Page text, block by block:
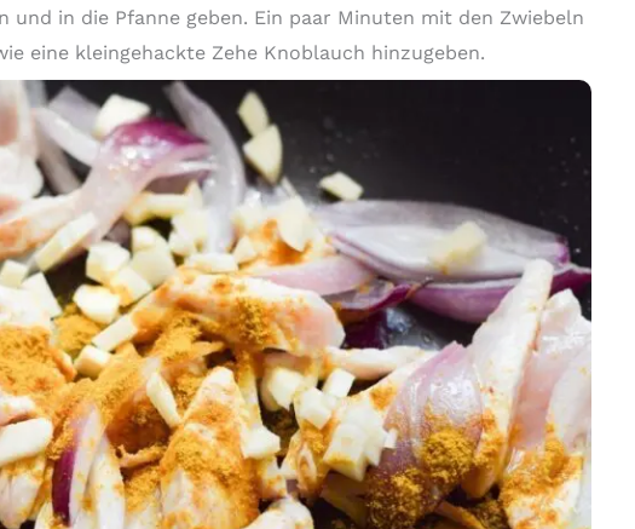
und in die Pfanne geben. Ein paar Minuten mit den Zwiebeln
eine kleingehackte Zehe Knoblauch hinzugeben.